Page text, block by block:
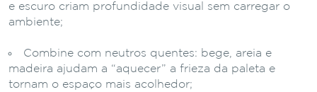
e escuro criam profundidade visual sem carregar o
ambiente;
Combine com neutros quentes: bege, areia e
madeira ajudam a “aquecer” a frieza da paleta e
tornam o espaço mais acolhedor;